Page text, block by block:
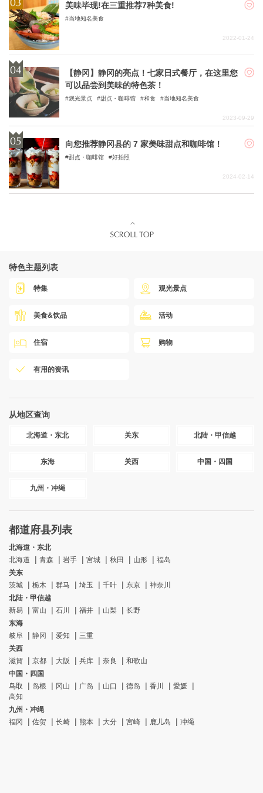
美味毕现!在三重推荐7种美食!
当地知名美食
2022-01-24
【静冈】静冈的亮点！七家日式餐厅，在这里您
可以品尝到美味的特色茶！
观光景点 甜点・咖啡馆 和食 当地知名美食
2023-09-29
向您推荐静冈县的 7 家美味甜点和咖啡馆！
甜点・咖啡馆 好拍照
2024-02-14
特色主题列表
特集 观光景点
美食&饮品 活动
住宿 购物
有用的资讯
从地区查询
北海道・东北 关东 北陆・甲信越
东海 关西 中国・四国
九州・冲绳
都道府县列表
北海道・东北
北海道
青森 岩手 宮城 秋田 山形
福岛
关东
茨城
栃木 群马 埼玉 千叶 东京
神奈川
北陆・甲信越
新舄
富山 石川 福井 山梨
长野
东海
岐阜
静冈 爱知
三重
关西
滋賀
京都 大阪 兵库 奈良
和歌山
中国・四国
鸟取
岛根 冈山 广岛 山口 德岛 香川
愛媛
高知
九州・冲绳
福冈
佐贺 长崎 熊本 大分 宮崎 鹿儿岛 冲绳